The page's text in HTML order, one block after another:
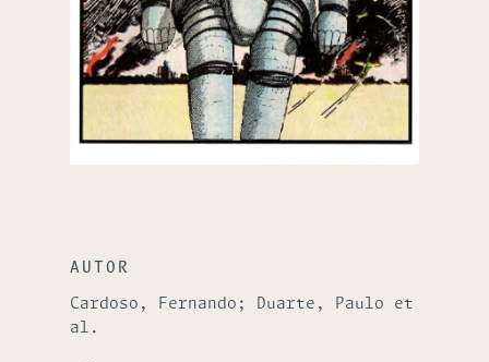
AUTOR
Cardoso, Fernando; Duarte, Paulo et
al.